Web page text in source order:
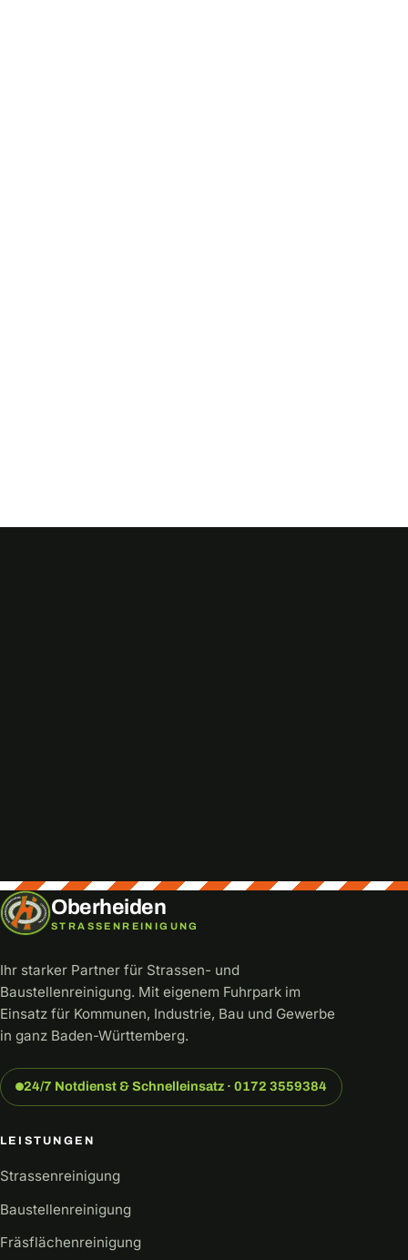
0172 3559384info@oberheiden.net
Oberheiden
STRASSENREINIGUNG
Ihr starker Partner für Strassen- und
Baustellenreinigung. Mit eigenem Fuhrpark im
Einsatz für Kommunen, Industrie, Bau und Gewerbe
in ganz Baden-Württemberg.
24/7 Notdienst & Schnelleinsatz · 0172 3559384
LEISTUNGEN
Strassenreinigung
Baustellenreinigung
Fräsflächenreinigung